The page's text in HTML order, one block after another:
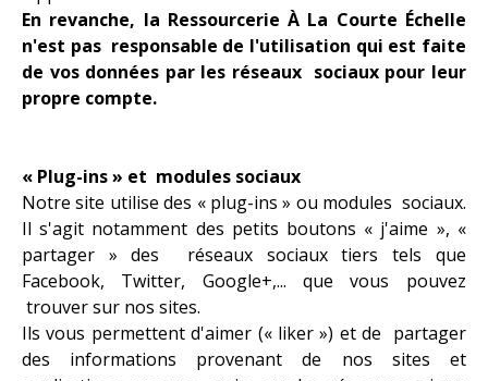
En revanche, la Ressourcerie À La Courte Échelle
n'est pas responsable de l'utilisation qui est faite
de vos données par les réseaux sociaux pour leur
propre compte.
« Plug-ins » et modules sociaux
Notre site utilise des « plug-ins » ou modules sociaux.
Il s'agit notamment des petits boutons « j'aime », «
partager » des réseaux sociaux tiers tels que
Facebook, Twitter, Google+,... que vous pouvez
trouver sur nos sites.
Ils vous permettent d'aimer (« liker ») et de partager
des informations provenant de nos sites et